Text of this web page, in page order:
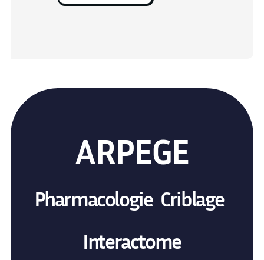
ARPEGE
Pharmacologie Criblage
Interactome